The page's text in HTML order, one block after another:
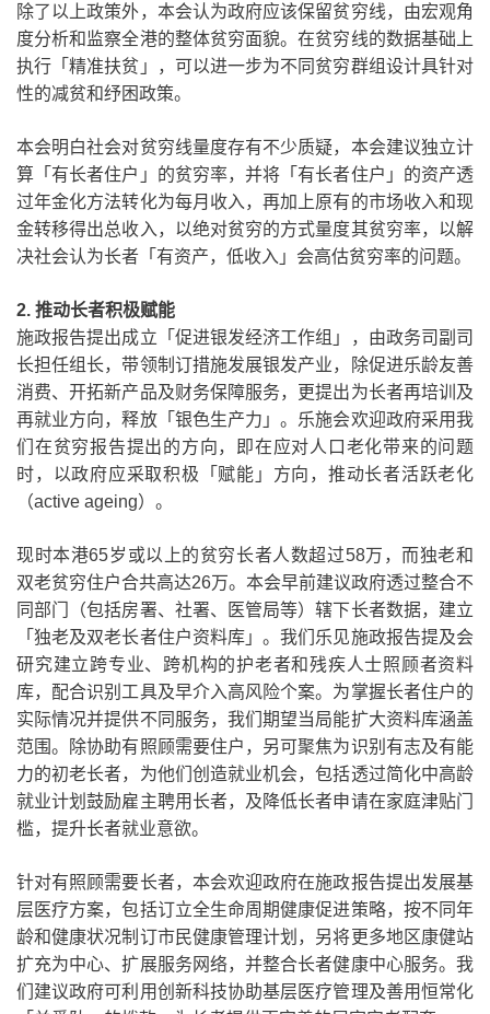
除了以上政策外，本会认为政府应该保留贫穷线，由宏观角
度分析和监察全港的整体贫穷面貌。在贫穷线的数据基础上
执行「精准扶贫」，可以进一步为不同贫穷群组设计具针对
性的减贫和纾困政策。
本会明白社会对贫穷线量度存有不少质疑，本会建议独立计
算「有长者住户」的贫穷率，并将「有长者住户」的资产透
过年金化方法转化为每月收入，再加上原有的市场收入和现
金转移得出总收入，以绝对贫穷的方式量度其贫穷率，以解
决社会认为长者「有资产，低收入」会高估贫穷率的问题。
2. 推动长者积极赋能
施政报告提出成立「促进银发经济工作组」，由政务司副司
长担任组长，带领制订措施发展银发产业，除促进乐龄友善
消费、开拓新产品及财务保障服务，更提出为长者再培训及
再就业方向，释放「银色生产力」。乐施会欢迎政府采用我
们在贫穷报告提出的方向，即在应对人口老化带来的问题
时，以政府应采取积极「赋能」方向，推动长者活跃老化
（active ageing）。
现时本港65岁或以上的贫穷长者人数超过58万，而独老和
双老贫穷住户合共高达26万。本会早前建议政府透过整合不
同部门（包括房署、社署、医管局等）辖下长者数据，建立
「独老及双老长者住户资料库」。我们乐见施政报告提及会
研究建立跨专业、跨机构的护老者和残疾人士照顾者资料
库，配合识别工具及早介入高风险个案。为掌握长者住户的
实际情况并提供不同服务，我们期望当局能扩大资料库涵盖
范围。除协助有照顾需要住户，另可聚焦为识别有志及有能
力的初老长者，为他们创造就业机会，包括透过简化中高龄
就业计划鼓励雇主聘用长者，及降低长者申请在家庭津贴门
槛，提升长者就业意欲。
针对有照顾需要长者，本会欢迎政府在施政报告提出发展基
层医疗方案，包括订立全生命周期健康促进策略，按不同年
龄和健康状况制订市民健康管理计划，另将更多地区康健站
扩充为中心、扩展服务网络，并整合长者健康中心服务。我
们建议政府可利用创新科技协助基层医疗管理及善用恒常化